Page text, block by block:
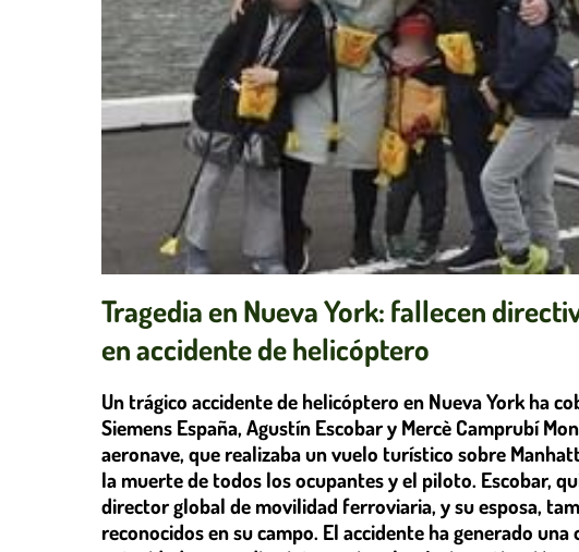
Tragedia en Nueva York: fallecen
en accidente de helicóptero
Un trágico accidente de helicóptero en Nueva York ha
Siemens España, Agustín Escobar y Mercè Camprubí
aeronave, que realizaba un vuelo turístico sobre
la muerte de todos los ocupantes y el piloto. Escobar,
director global de movilidad ferroviaria, y su esposa,
reconocidos en su campo. El accidente ha generado